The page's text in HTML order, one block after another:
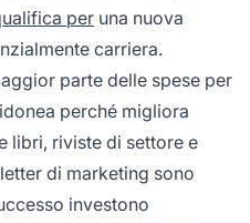
per una nuova
carriera.
parte delle spese per
perché migliora
libri, riviste di settore e
di marketing sono
investono